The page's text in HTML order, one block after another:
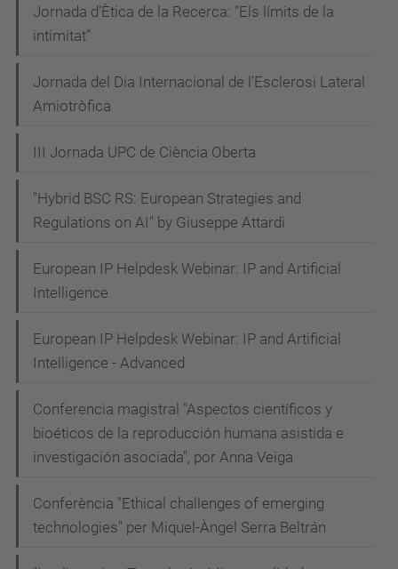
Jornada d’Ètica de la Recerca: "Els límits de la
intimitat”
Jornada del Dia Internacional de l’Esclerosi Lateral
Amiotròfica
III Jornada UPC de Ciència Oberta
"Hybrid BSC RS: European Strategies and
Regulations on AI" by Giuseppe Attardi
European IP Helpdesk Webinar: IP and Artificial
Intelligence
European IP Helpdesk Webinar: IP and Artificial
Intelligence - Advanced
Conferencia magistral "Aspectos científicos y
bioéticos de la reproducción humana asistida e
investigación asociada", por Anna Veiga
Conferència "Ethical challenges of emerging
technologies" per Miquel-Àngel Serra Beltrán